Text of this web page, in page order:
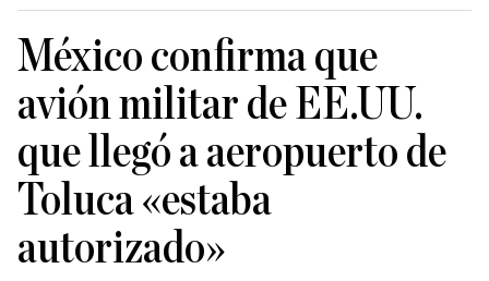
México confirma que
avión militar de EE.UU.
que llegó a aeropuerto de
Toluca «estaba
autorizado»